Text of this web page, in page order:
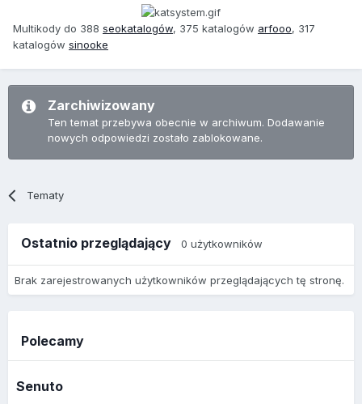
Multikody do 388 seokatalogów, 375 katalogów arfooo, 317
katalogów sinooke
Zarchiwizowany
Ten temat przebywa obecnie w archiwum. Dodawanie
nowych odpowiedzi zostało zablokowane.
Tematy
Ostatnio przeglądający 0 użytkowników
Brak zarejestrowanych użytkowników przeglądających tę stronę.
Polecamy
Senuto